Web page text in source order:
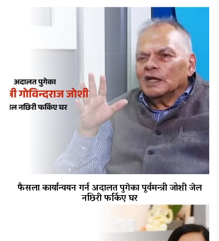
फैसला कार्यान्वयन गर्न अदालत पुगेका पूर्वमन्त्री जोशी जेल
नछिरी फर्किए घर